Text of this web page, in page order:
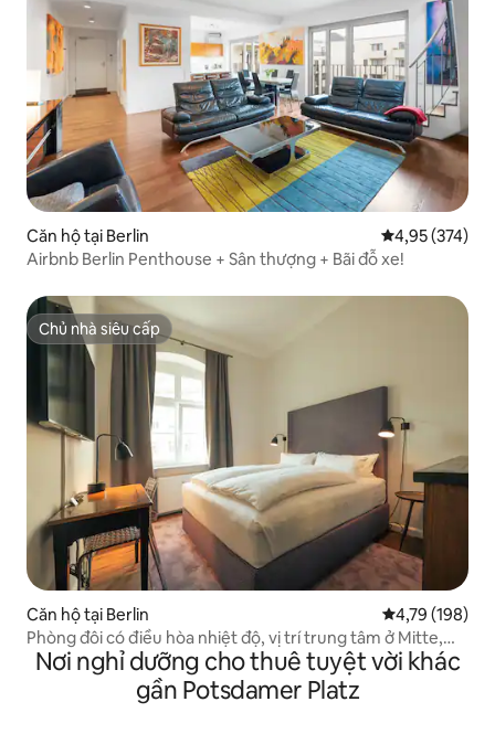
Căn hộ tại Berlin Xếp hạng
4,95 (374)
Airbnb Berlin Penthouse + Sân thượng + Bãi đỗ xe!
Chủ nhà siêu cấp
Chủ nhà siêu cấp
Căn hộ tại Berlin Xếp hạng
4,79 (198)
Phòng đôi có điều hòa nhiệt độ, vị trí trung tâm ở Mitte,
Berlin
Nơi nghỉ dưỡng cho thuê tuyệt vời khác
gần Potsdamer Platz